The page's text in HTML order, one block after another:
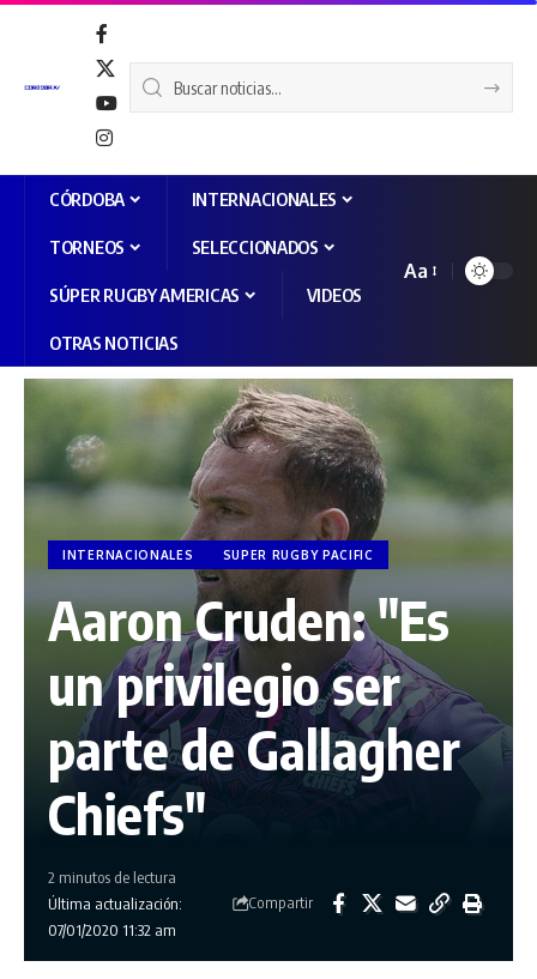
CÓRDOBA INTERNACIONALES
TORNEOS SELECCIONADOS
SÚPER RUGBY AMERICAS VIDEOS
OTRAS NOTICIAS
Aa
INTERNACIONALES SUPER RUGBY PACIFIC
Aaron Cruden: "Es
un privilegio ser
parte de Gallagher
Chiefs"
Última actualización:
07/01/2020 11:32 am
2 minutos de lectura
Compartir